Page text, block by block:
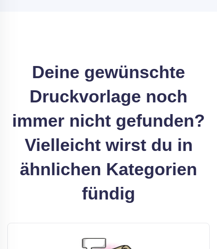
Deine gewünschte
Druckvorlage noch
immer nicht gefunden?
Vielleicht wirst du in
ähnlichen Kategorien
fündig